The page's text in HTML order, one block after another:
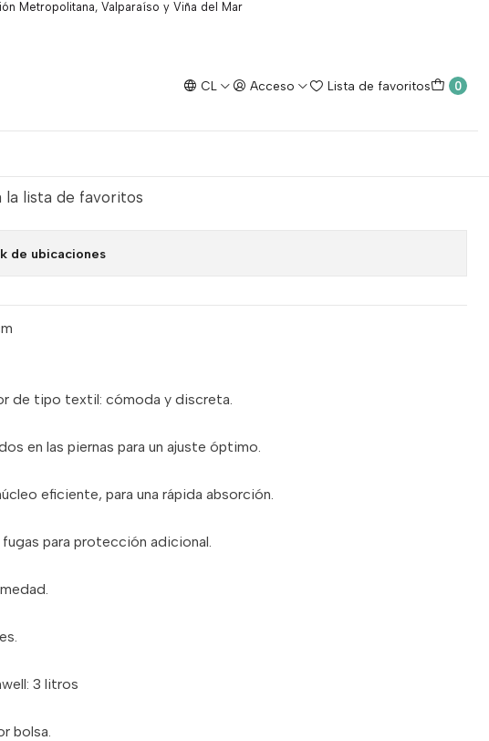
CL Acceso Lista de favoritos 0
Metropolitana, Valparaíso y Viña del Mar
talla M 3 litros
Slip talla M 3 litros
la lista de favoritos
de ubicaciones
de tipo textil: cómoda y discreta.
en las piernas para un ajuste óptimo.
eficiente, para una rápida absorción.
para protección adicional.
3 litros
bolsa.